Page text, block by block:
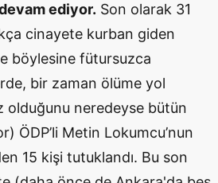
ediyor. Son olarak 31
cinayete kurban giden
böylesine fütursuzca
bir zaman ölüme yol
olduğunu neredeyse bütün
ÖDP’li Metin Lokumcu’nun
15 kişi tutuklandı. Bu son